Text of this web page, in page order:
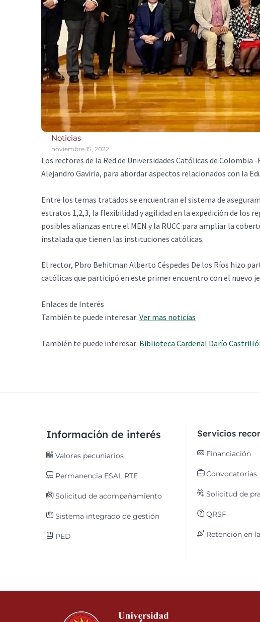
Noticias
noviembre 15, 2022
Los rectores de la Red de Universidades Católicas de Colombia
Alejandro Gaviria, para abordar aspectos relacionados con la
Entre los temas tratados se encuentran el sistema de
estratos 1,2,3, la flexibilidad y agilidad en la expedición de los
posibles alianzas entre el MEN y la RUCC para ampliar la
instalada que tienen las instituciones católicas.
El rector, Pbro Behitman Alberto Céspedes De los Ríos hizo
católicas que participó en este primer encuentro con el nuevo
Enlaces de Interés
También te puede interesar: Ver mas noticias
También te puede interesar: Biblioteca Cardenal Darío
Información de interés
Valores pecuniarios
Permanencia ESAL RTE
Solicitud de acompañamiento
Sistema integrado de gestión
PED
Servicios
Financiación
Convocatorias
Solicitud de
QRSF
Retención en